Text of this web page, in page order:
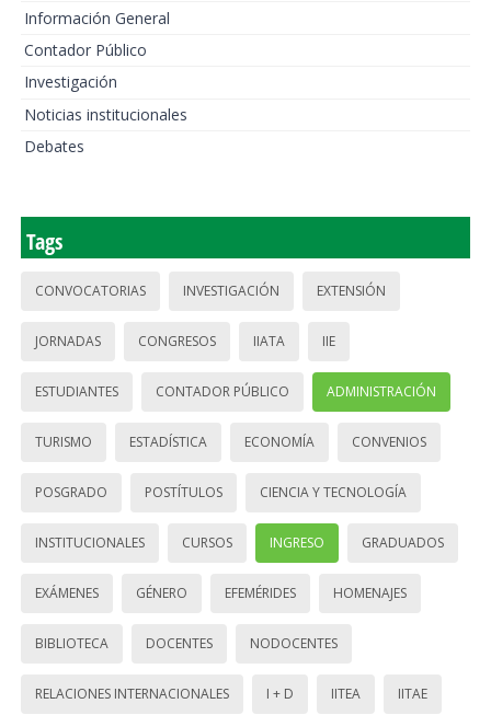
Información General
Contador Público
Investigación
Noticias institucionales
Debates
Tags
CONVOCATORIAS INVESTIGACIÓN EXTENSIÓN
JORNADAS CONGRESOS IIATA IIE
ESTUDIANTES CONTADOR PÚBLICO ADMINISTRACIÓN
TURISMO ESTADÍSTICA ECONOMÍA CONVENIOS
POSGRADO POSTÍTULOS CIENCIA Y TECNOLOGÍA
INSTITUCIONALES CURSOS INGRESO GRADUADOS
EXÁMENES GÉNERO EFEMÉRIDES HOMENAJES
BIBLIOTECA DOCENTES NODOCENTES
RELACIONES INTERNACIONALES I + D IITEA IITAE